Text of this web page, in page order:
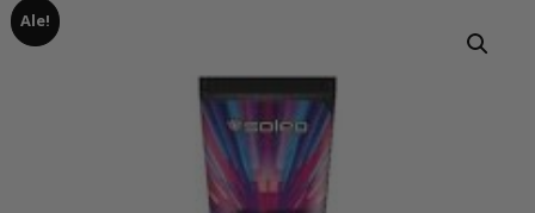
Tuotteet Soleo city 150ml
Ale!